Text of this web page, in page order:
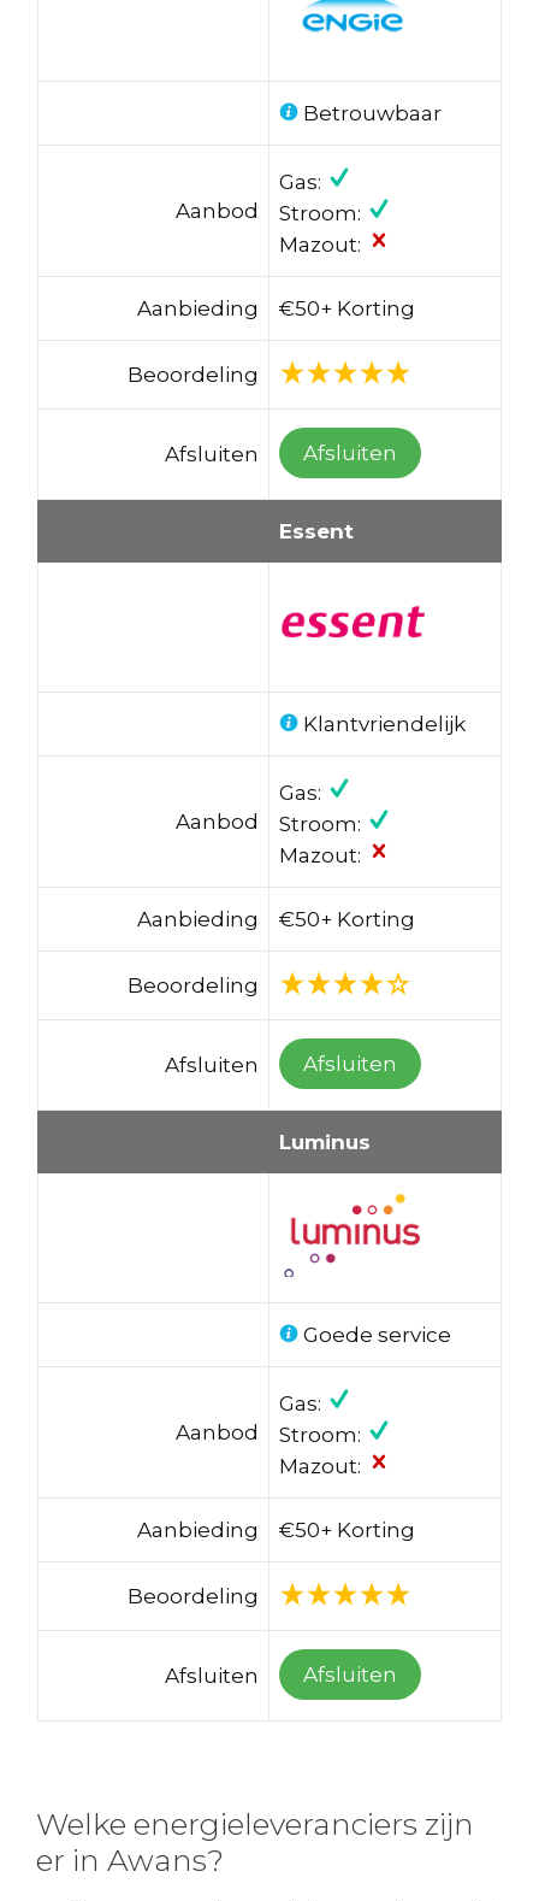
Betrouwbaar
Aanbod
Gas:
Stroom:
Mazout:
Aanbieding €50+ Korting
Beoordeling
Afsluiten Afsluiten
Essent
Klantvriendelijk
Aanbod
Gas:
Stroom:
Mazout:
Aanbieding €50+ Korting
Beoordeling
Afsluiten Afsluiten
Luminus
Goede service
Aanbod
Gas:
Stroom:
Mazout:
Aanbieding €50+ Korting
Beoordeling
Afsluiten Afsluiten
Welke energieleveranciers zijn
er in Awans?